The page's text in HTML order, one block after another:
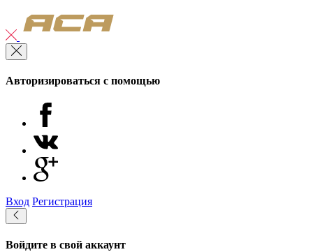
Авторизироваться с помощью
Вход Регистрация
Войдите в свой аккаунт